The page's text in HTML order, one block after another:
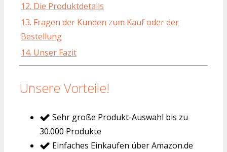
12. Die Produktdetails
13. Fragen der Kunden zum Kauf oder der
Bestellung
14. Unser Fazit
Unsere Vorteile!
Sehr große Produkt-Auswahl bis zu
30.000 Produkte
Einfaches Einkaufen über Amazon.de